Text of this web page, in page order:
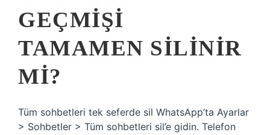
GEÇMIŞI
TAMAMEN SILINIR
MI?
Tüm sohbetleri tek seferde sil WhatsApp’ta Ayarlar
> Sohbetler > Tüm sohbetleri sil’e gidin. Telefon